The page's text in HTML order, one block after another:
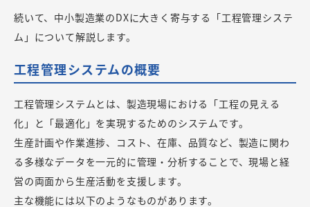
続いて、中小製造業のDXに大きく寄与する「工程管理システ
ム」について解説します。
工程管理システムの概要
工程管理システムとは、製造現場における「工程の見える
化」と「最適化」を実現するためのシステムです。
生産計画や作業進捗、コスト、在庫、品質など、製造に関わ
る多様なデータを一元的に管理・分析することで、現場と経
営の両面から生産活動を支援します。
主な機能には以下のようなものがあります。